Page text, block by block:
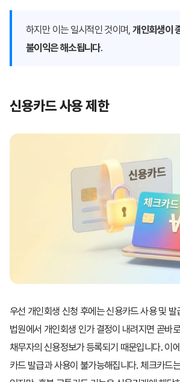
하지만 이는 일시적인 것이며,개인회생이
불이익은 해소됩니다.
신용카드 사용 제한
우선 개인회생 신청 후에는 신용카드 사용 및
법원에서 개인회생 인가 결정이 내려지면 곧바
채무자의 신용정보가 등록되기 때문입니다. 이
카드 발급과 사용이 불가능해집니다. 체크카드